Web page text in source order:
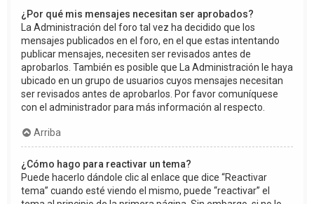
¿Por qué mis mensajes necesitan ser aprobados?
La Administración del foro tal vez ha decidido que los
mensajes publicados en el foro, en el que estas intentando
publicar mensajes, necesiten ser revisados antes de
aprobarlos. También es posible que La Administración le haya
ubicado en un grupo de usuarios cuyos mensajes necesitan
ser revisados antes de aprobarlos. Por favor comuníquese
con el administrador para más información al respecto.
Arriba
¿Cómo hago para reactivar un tema?
Puede hacerlo dándole clic al enlace que dice “Reactivar
tema” cuando esté viendo el mismo, puede “reactivar” el